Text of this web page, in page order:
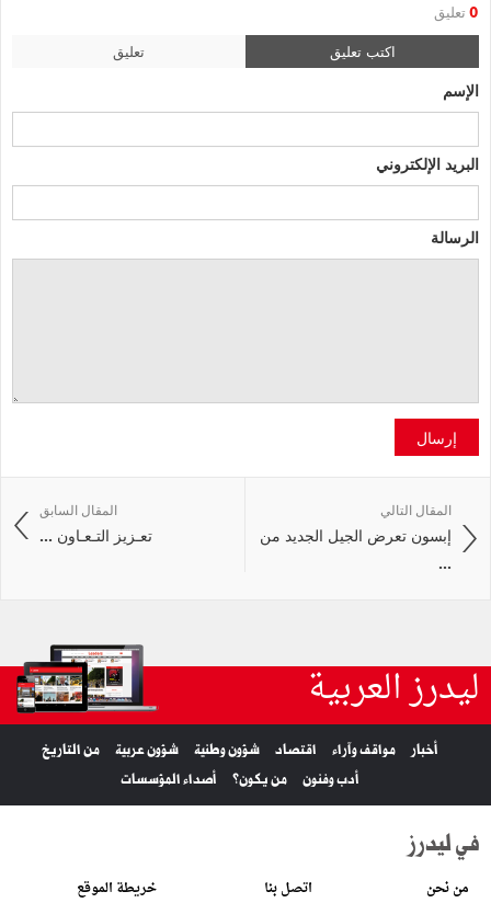
0 تعليق
اكتب تعليق تعليق
الإسم
البريد الإلكتروني
الرسالة
إرسال
المقال السابق
تعـزيز التـعـاون ...
المقال التالي
إبسون تعرض الجيل الجديد من
...
ليدرز العربية
أخبار مواقف وآراء اقتصاد شؤون وطنية شؤون عربية
من التاريخ
أدب وفنون
من يكون؟ أصداء المؤسسات
في ليدرز
من نحن اتصل بنا خريطة الموقع